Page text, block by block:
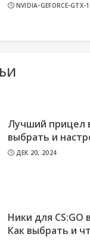
NVIDIA-GEFORCE-GTX-
Лучший прицел
выбрать и
ДЕК 20, 2024
Ники для CS:GO
Как выбрать и